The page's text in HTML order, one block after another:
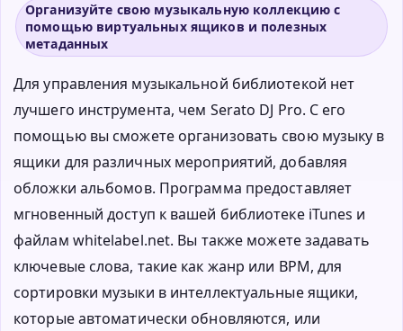
Организуйте свою музыкальную коллекцию с
помощью виртуальных ящиков и полезных
метаданных
Для управления музыкальной библиотекой нет
лучшего инструмента, чем Serato DJ Pro. С его
помощью вы сможете организовать свою музыку в
ящики для различных мероприятий, добавляя
обложки альбомов. Программа предоставляет
мгновенный доступ к вашей библиотеке iTunes и
файлам whitelabel.net. Вы также можете задавать
ключевые слова, такие как жанр или BPM, для
сортировки музыки в интеллектуальные ящики,
которые автоматически обновляются, или